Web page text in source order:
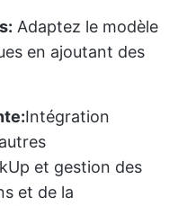
Adaptez le modèle
en ajoutant des
Intégration
et gestion des
et de la